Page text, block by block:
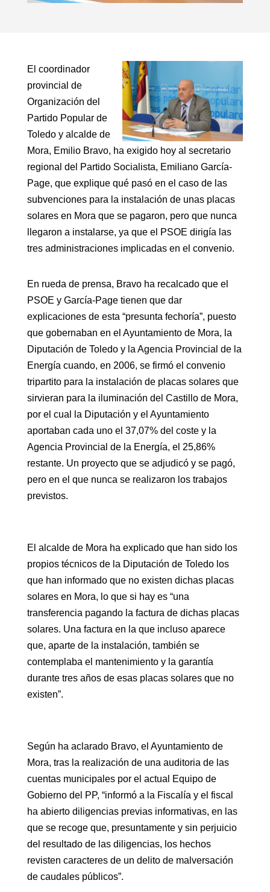
El coordinador
provincial de
Organización del
Partido Popular de
Toledo y alcalde de
Mora, Emilio Bravo, ha exigido hoy al secretario
regional del Partido Socialista, Emiliano García-
Page, que explique qué pasó en el caso de las
subvenciones para la instalación de unas placas
solares en Mora que se pagaron, pero que nunca
llegaron a instalarse, ya que el PSOE dirigía las
tres administraciones implicadas en el convenio.
En rueda de prensa, Bravo ha recalcado que el
PSOE y García-Page tienen que dar
explicaciones de esta “presunta fechoría”, puesto
que gobernaban en el Ayuntamiento de Mora, la
Diputación de Toledo y la Agencia Provincial de la
Energía cuando, en 2006, se firmó el convenio
tripartito para la instalación de placas solares que
sirvieran para la iluminación del Castillo de Mora,
por el cual la Diputación y el Ayuntamiento
aportaban cada uno el 37,07% del coste y la
Agencia Provincial de la Energía, el 25,86%
restante. Un proyecto que se adjudicó y se pagó,
pero en el que nunca se realizaron los trabajos
previstos.
El alcalde de Mora ha explicado que han sido los
propios técnicos de la Diputación de Toledo los
que han informado que no existen dichas placas
solares en Mora, lo que si hay es “una
transferencia pagando la factura de dichas placas
solares. Una factura en la que incluso aparece
que, aparte de la instalación, también se
contemplaba el mantenimiento y la garantía
durante tres años de esas placas solares que no
existen”.
Según ha aclarado Bravo, el Ayuntamiento de
Mora, tras la realización de una auditoria de las
cuentas municipales por el actual Equipo de
Gobierno del PP, “informó a la Fiscalía y el fiscal
ha abierto diligencias previas informativas, en las
que se recoge que, presuntamente y sin perjuicio
del resultado de las diligencias, los hechos
revisten caracteres de un delito de malversación
de caudales públicos”.